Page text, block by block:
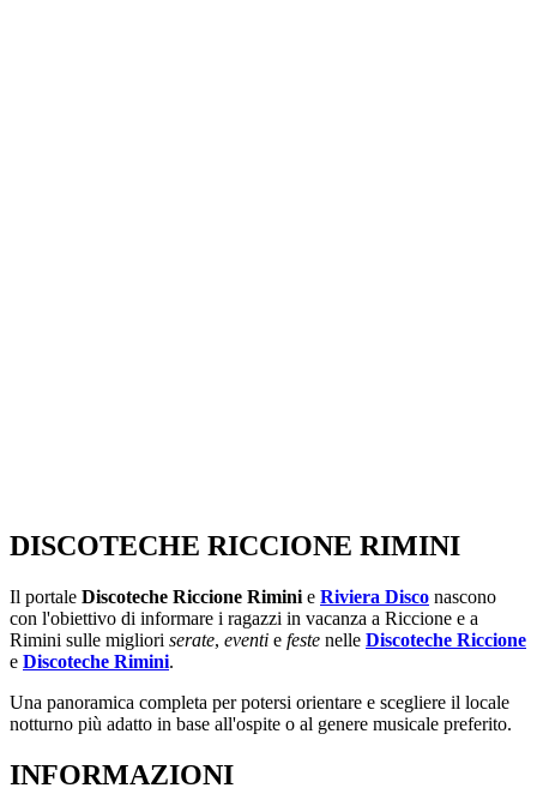
DISCOTECHE RICCIONE RIMINI
Il portale Discoteche Riccione Rimini e Riviera Disco nascono
con l'obiettivo di informare i ragazzi in vacanza a Riccione e a
Rimini sulle migliori serate, eventi e feste nelle Discoteche Riccione
e Discoteche Rimini.
Una panoramica completa per potersi orientare e scegliere il locale
notturno più adatto in base all'ospite o al genere musicale preferito.
INFORMAZIONI